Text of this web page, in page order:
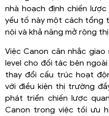
nhà hoạch định chiến
yếu tố này một cách tổng
nội và khả năng mở rộng
Việc Canon cân nhắc
level cho đối tác bên
thay đổi cấu trúc hoạt
với điều kiện thị trường
phát triển chiến lược
Canon trong việc tối ưu